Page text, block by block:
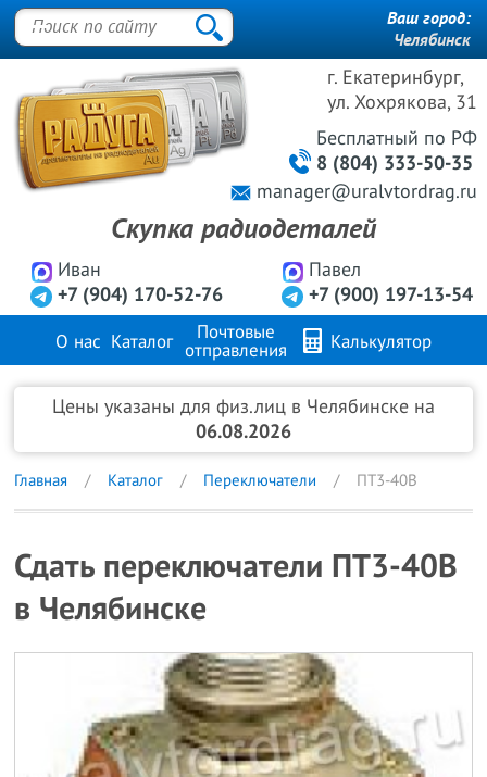
г. Екатеринбург,
ул. Хохрякова, 31
Иван
+7 (904) 170-52-76
Павел
+7 (900) 197-13-54
Бесплатный по РФ
8 (804) 333-50-35
manager@uralvtordrag.ru
Скупка радиодеталей
Ваш город:
Челябинск
О нас Каталог
Почтовые
отправления
Калькулятор
Продажа металлов Контакты
Цены указаны для физ.лиц в Челябинске на
06.08.2026
Главная Каталог Переключатели ПТ3-40В
Сдать переключатели ПТ3-40В
в Челябинске